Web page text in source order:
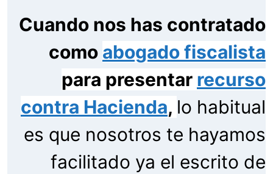
Cuando nos has contratado
como abogado fiscalista
para presentar recurso
contra Hacienda, lo habitual
es que nosotros te hayamos
facilitado ya el escrito de